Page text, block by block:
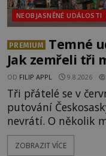
NEOBJASNĚNÉ UDÁLOSTI
PREMIUM
Temné
Jak zemřeli tři
OD FILIP APPL 9.8.2026
Tři přátelé se v
putování
nevrátí. O několik měsíců později jsou v
nepřístupných
kostry – a s nimi
ZOBRAZIT VÍCE